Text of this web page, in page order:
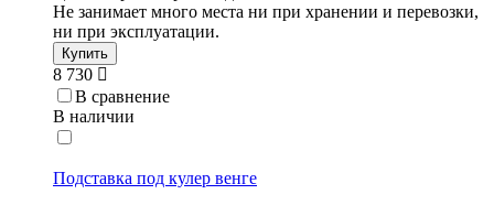
Не занимает много места ни при хранении и перевозки,
ни при эксплуатации.
Купить
8 730
В сравнение
В наличии
Подставка под кулер венге